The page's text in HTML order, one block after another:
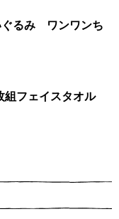
ぐるみ ワンワンち
組フェイスタオル